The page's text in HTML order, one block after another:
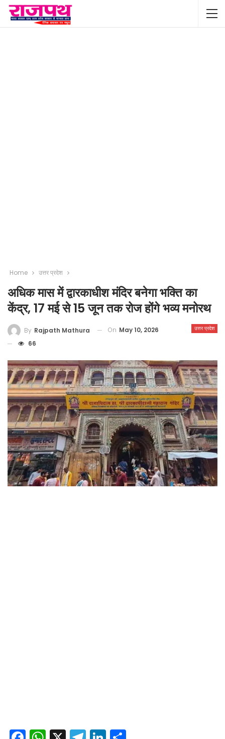
Home उत्तर प्रदेश
अधिक मास में द्वारकाधीश मंदिर बनेगा भक्ति का
केंद्र, 17 मई से 15 जून तक रोज होंगे भव्य मनोरथ
उत्तर प्रदेश
By Rajpath Mathura On May 10, 2026
66